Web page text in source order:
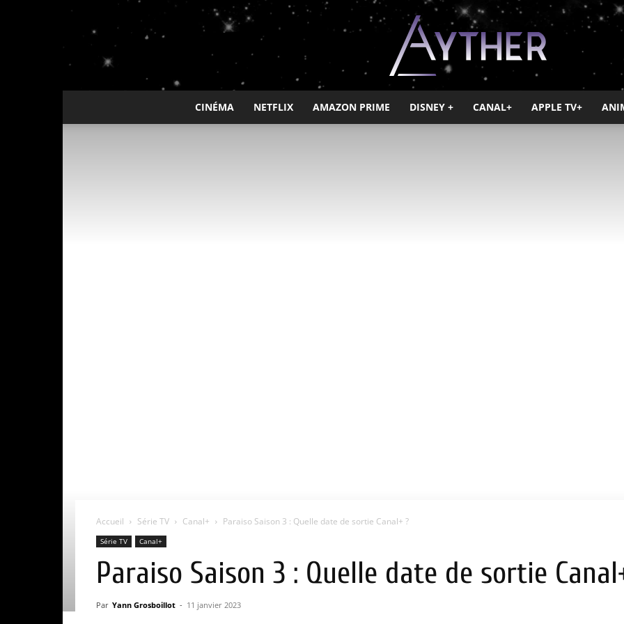
Ayther
CINÉMA NETFLIX AMAZON PRIME DISNEY + CANAL+ APPLE TV+
Accueil Série TV Canal+ Paraiso Saison 3 : Quelle date de sortie Canal+ ?
Série TV Canal+
Paraiso Saison 3 : Quelle date de sortie
Par Yann Grosboillot - 11 janvier 2023